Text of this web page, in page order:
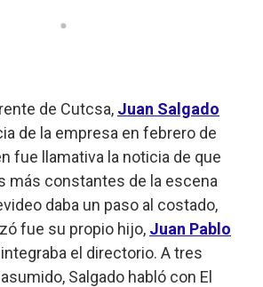
de Cutcsa, Juan Salgado
de la empresa en febrero de
fue llamativa la noticia de que
más constantes de la escena
daba un paso al costado,
fue su propio hijo, Juan Pablo
integraba el directorio. A tres
Salgado habló con El